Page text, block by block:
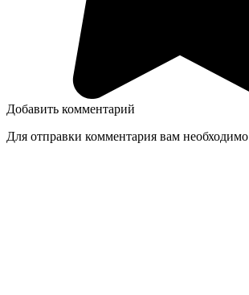
Добавить комментарий
Для отправки комментария вам необходимо